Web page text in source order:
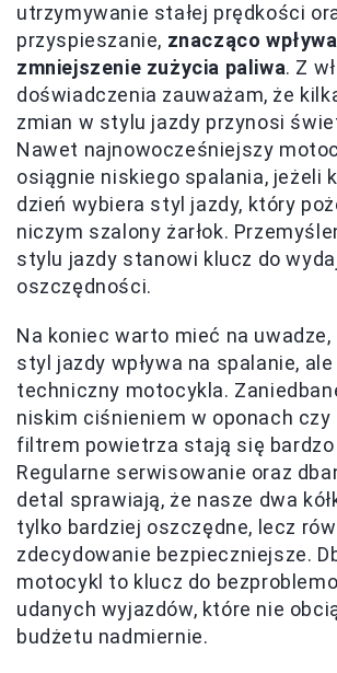
utrzymywanie stałej prędkości
przyspieszanie, znacząco
zmniejszenie zużycia paliwa. Z
doświadczenia zauważam, że
zmian w stylu jazdy przynosi
Nawet najnowocześniejszy
osiągnie niskiego spalania, jeżeli
dzień wybiera styl jazdy, który
niczym szalony żarłok.
stylu jazdy stanowi klucz do
oszczędności.
Na koniec warto mieć na
styl jazdy wpływa na spalanie,
techniczny motocykla.
niskim ciśnieniem w oponach czy
filtrem powietrza stają się bardzo
Regularne serwisowanie oraz
detal sprawiają, że nasze dwa
tylko bardziej oszczędne, lecz
zdecydowanie bezpieczniejsze.
motocykl to klucz do
udanych wyjazdów, które nie
budżetu nadmiernie.